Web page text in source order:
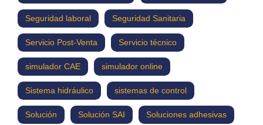
Seguridad laboral Seguridad Sanitaria
Servicio Post-Venta Servicio técnico
simulador CAE simulador online
Sistema hidráulico sistemas de control
Solución Solución SAI Soluciones adhesivas